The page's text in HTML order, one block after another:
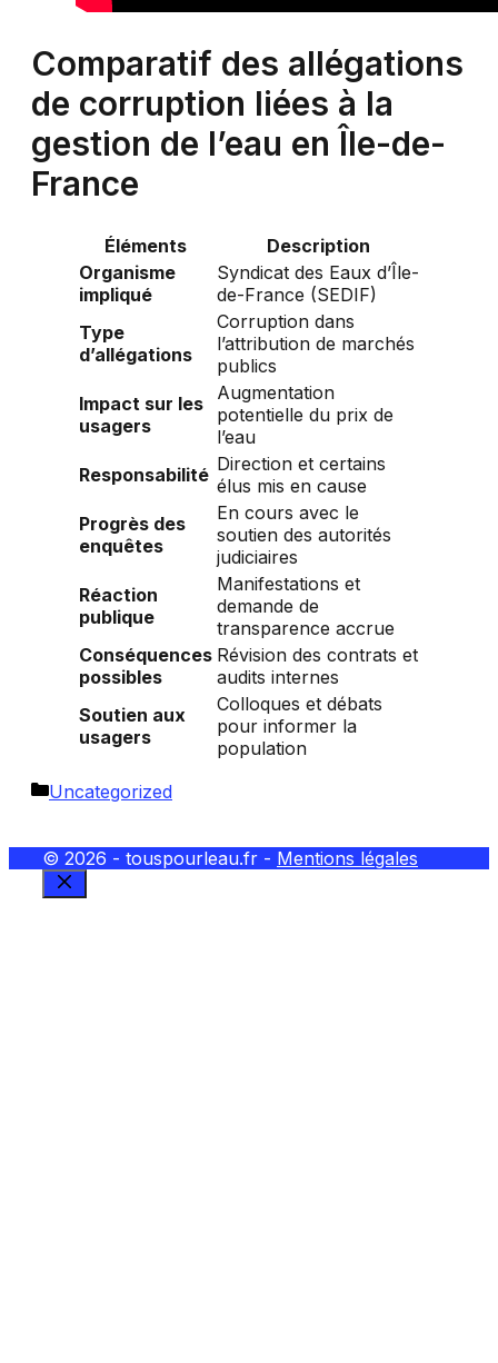
Comparatif des allégations
de corruption liées à la
gestion de l’eau en Île-de-
France
Éléments
Description
Organisme
impliqué
Syndicat des Eaux d’Île-
de-France (SEDIF)
Type
d’allégations
Corruption dans
l’attribution de marchés
publics
Impact sur les
usagers
Augmentation
potentielle du prix de
l’eau
Responsabilité Direction et certains
élus mis en cause
Progrès des
enquêtes
En cours avec le
soutien des autorités
judiciaires
Réaction
publique
Manifestations et
demande de
transparence accrue
Conséquences
possibles
Révision des contrats et
audits internes
Soutien aux
usagers
Colloques et débats
pour informer la
population
Catégories
Uncategorized
© 2026 - touspourleau.fr - Mentions légales
FERMER